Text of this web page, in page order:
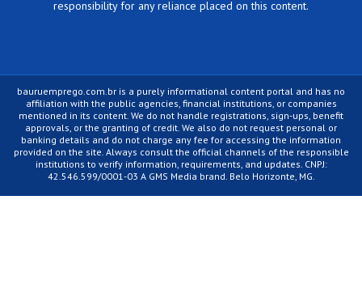
responsibility for any reliance placed on this content.
bauruemprego.com.br is a purely informational content portal and has no
affiliation with the public agencies, financial institutions, or companies
mentioned in its content. We do not handle registrations, sign-ups, benefit
approvals, or the granting of credit. We also do not request personal or
banking details and do not charge any fee for accessing the information
provided on the site. Always consult the official channels of the responsible
institutions to verify information, requirements, and updates. CNPJ:
42.546.599/0001-03 A GMS Media brand. Belo Horizonte, MG.